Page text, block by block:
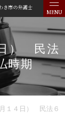
き市の弁護士
MENU
） 民法
時期
１４日） 民法６